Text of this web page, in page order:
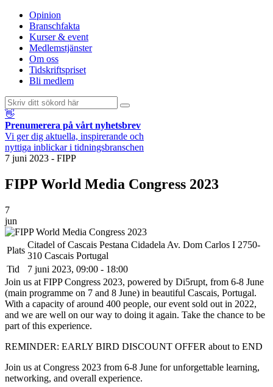
Opinion
Branschfakta
Kurser & event
Medlemstjänster
Om oss
Tidskriftspriset
Bli medlem
👋
Prenumerera på vårt nyhetsbrev
Vi ger dig aktuella, inspirerande och
nyttiga inblickar i tidningsbranschen
7 juni 2023 - FIPP
FIPP World Media Congress 2023
7
jun
Plats
Citadel of Cascais Pestana Cidadela Av. Dom Carlos I 2750-
310 Cascais Portugal
Tid
7 juni 2023, 09:00 - 18:00
Join us at FIPP Congress 2023, powered by Di5rupt, from 6-8 June
(main programme on 7 and 8 June) in beautiful Cascais, Portugal.
With a capacity of around 400 people, our event sold out in 2022,
and we are well on our way to doing it again. Take the chance to be
part of this experience.
REMINDER: EARLY BIRD DISCOUNT OFFER about to END
Join us at Congress 2023 from 6-8 June for unforgettable learning,
networking, and overall experience.